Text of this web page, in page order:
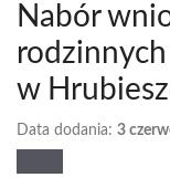
Nabór
w
Data dodania: 3